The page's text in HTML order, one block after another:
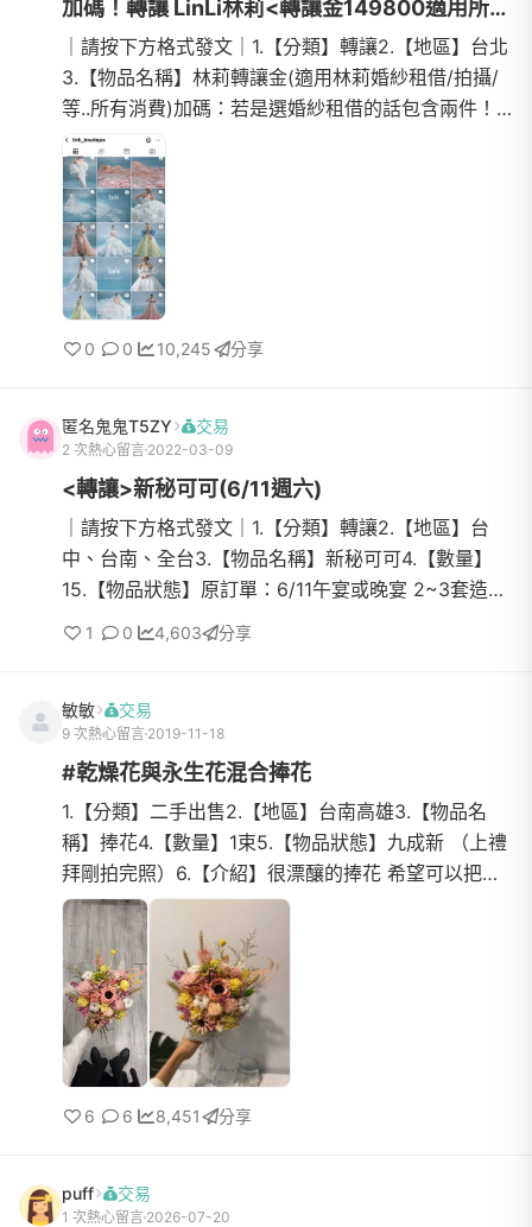
加碼！轉讓 LinLi林莉<轉讓金149800適用所有服務>
｜請按下方格式發文｜1.【分類】轉讓2.【地區】台北
3.【物品名稱】林莉轉讓金(適用林莉婚紗租借/拍攝/
等..所有消費)加碼：若是選婚紗租借的話包含兩件！
高訂！（原本方案只含一件唷）4.【數量】15.【物品
狀態】全新6...
0 0 10,245 分享
匿名鬼鬼T5ZY 交易
2 次熱心留言 2022-03-09
<轉讓>新秘可可(6/11週六)
｜請按下方格式發文｜1.【分類】轉讓2.【地區】台
中、台南、全台3.【物品名稱】新秘可可4.【數量】
15.【物品狀態】原訂單：6/11午宴或晚宴 2~3套造型
(可與新秘討論) 6.【介紹】做了很多功課快一年前就
1 0 4,603 分享
敏敏 交易
9 次熱心留言 2019-11-18
#乾燥花與永生花混合捧花
1.【分類】二手出售2.【地區】台南高雄3.【物品名
稱】捧花4.【數量】1束5.【物品狀態】九成新 （上禮
拜剛拍完照）6.【介紹】很漂釀的捧花 希望可以把幸
福延續下去7.【價格】18008.【交易方式】台南高雄
面交9.【聯絡方式】FB:敏敏10.【運費】(沒有運費可
以寫“無”)11. 【賣/送東西請於文內附圖】
6 6 8,451 分享
puff 交易
1 次熱心留言 2026-07-20